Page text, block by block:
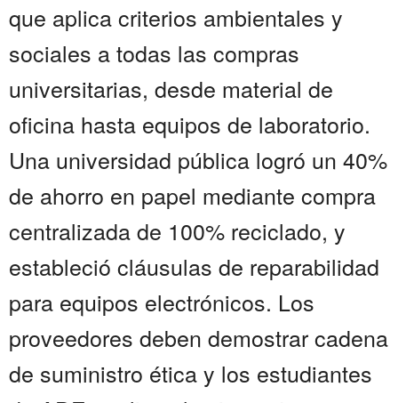
que aplica criterios ambientales y
sociales a todas las compras
universitarias, desde material de
oficina hasta equipos de laboratorio.
Una universidad pública logró un 40%
de ahorro en papel mediante compra
centralizada de 100% reciclado, y
estableció cláusulas de reparabilidad
para equipos electrónicos. Los
proveedores deben demostrar cadena
de suministro ética y los estudiantes